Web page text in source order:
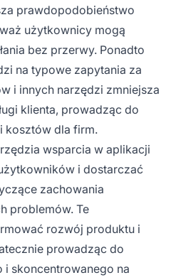
prawdopodobieństwo
użytkownicy mogą
bez przerwy. Ponadto
na typowe zapytania za
i innych narzędzi zmniejsza
klienta, prowadząc do
kosztów dla firm.
wsparcia w aplikacji
i dostarczać
zachowania
problemów. Te
rozwój produktu i
prowadząc do
skoncentrowanego na